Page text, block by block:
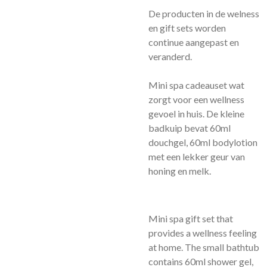
De producten in de welness
en gift sets worden
continue aangepast en
veranderd.
Mini spa cadeauset wat
zorgt voor een wellness
gevoel in huis. De kleine
badkuip bevat 60ml
douchgel, 60ml bodylotion
met een lekker geur van
honing en melk.
Mini spa gift set that
provides a wellness feeling
at home. The small bathtub
contains 60ml shower gel,